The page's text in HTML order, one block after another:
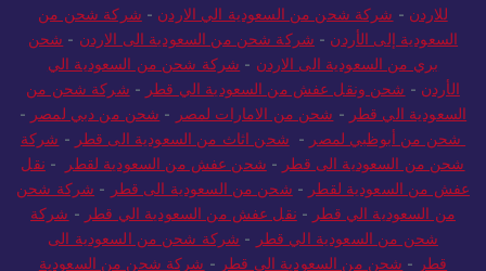
للاردن - شركة شحن من السعودية الي الاردن - شركة شحن من
السعودية إلى الأردن - شركة شحن من السعودية الى الاردن - شحن
بري من السعودية الى الاردن - شركة شحن من السعودية الي
الأردن - شحن ونقل عفش من السعودية الي قطر - شركة شحن من
السعودية الي قطر - شحن من الامارات لمصر - شحن من دبي لمصر -
شحن من أبوظبي لمصر - شحن اثاث من السعودية الى قطر - شركة
شحن من السعودية الى قطر - شحن عفش من السعودية لقطر - نقل
عفش من السعودية لقطر - شحن من السعودية الى قطر - شركة شحن
من السعودية الي قطر - نقل عفش من السعودية الي قطر - شركة
شحن من السعودية الي قطر - شركة شحن من السعودية الى
قطر - شحن من السعودية الي قطر - شركة شحن من السعودية